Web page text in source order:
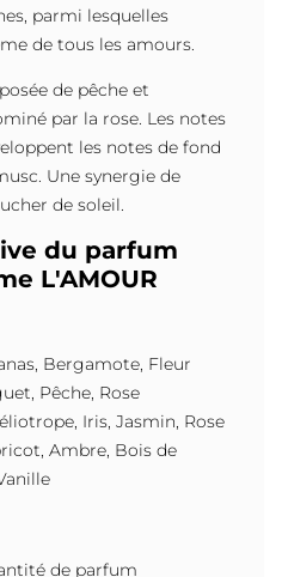
parmi lesquelles
de tous les amours.
de pêche et
par la rose. Les notes
les notes de fond
Une synergie de
de soleil.
du parfum
L'AMOUR
Bergamote, Fleur
Pêche, Rose
Iris, Jasmin, Rose
Ambre, Bois de
de parfum